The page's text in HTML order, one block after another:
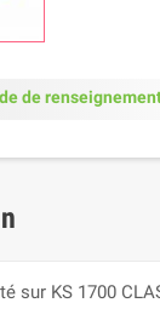
sur KS 1700